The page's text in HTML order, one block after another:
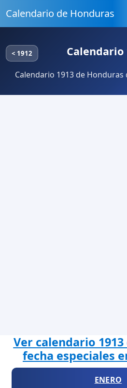
Calendario de Honduras
< 1912 Calendario
Calendario 1913 de Honduras
Ver calendario
fecha especiales
ENERO